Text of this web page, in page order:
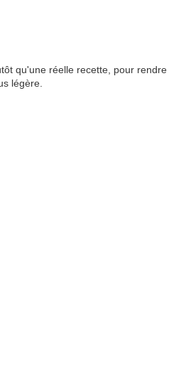
qu'une réelle recette, pour rendre
légère.